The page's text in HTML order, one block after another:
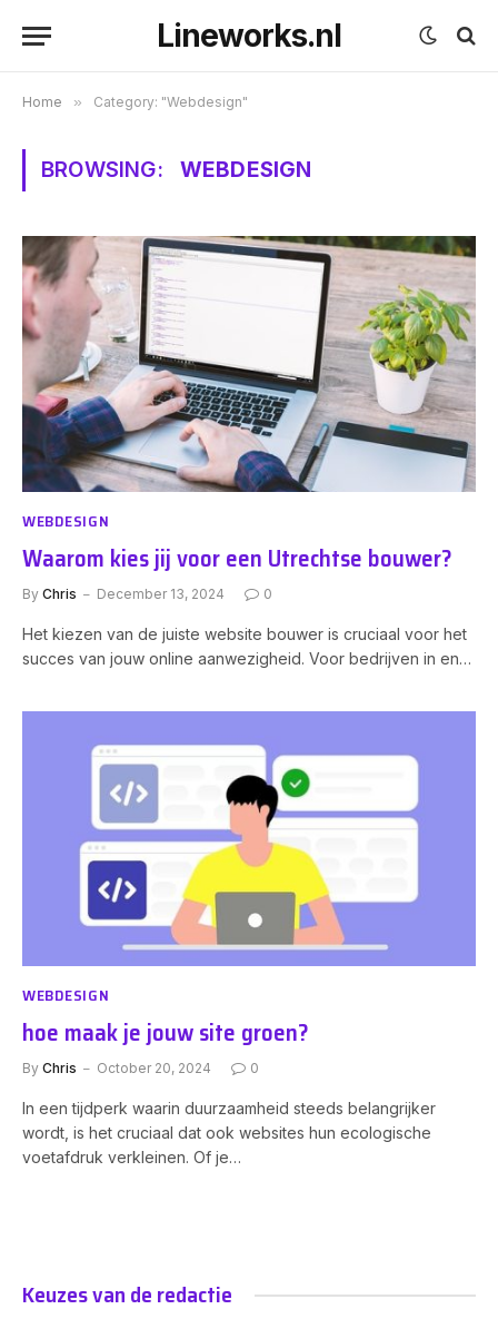
Lineworks.nl
Home » Category: "Webdesign"
BROWSING: WEBDESIGN
WEBDESIGN
Waarom kies jij voor een Utrechtse bouwer?
By Chris December 13, 2024 0
Het kiezen van de juiste website bouwer is cruciaal voor het
succes van jouw online aanwezigheid. Voor bedrijven in en…
WEBDESIGN
hoe maak je jouw site groen?
By Chris October 20, 2024 0
In een tijdperk waarin duurzaamheid steeds belangrijker
wordt, is het cruciaal dat ook websites hun ecologische
voetafdruk verkleinen. Of je…
Keuzes van de redactie